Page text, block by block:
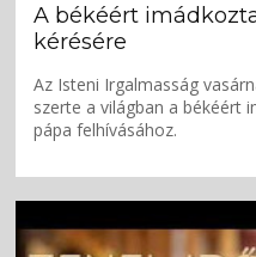
A békéért
kérésére
Az Isteni Irgalmasság
szerte a világban a békéért
pápa felhívásához.